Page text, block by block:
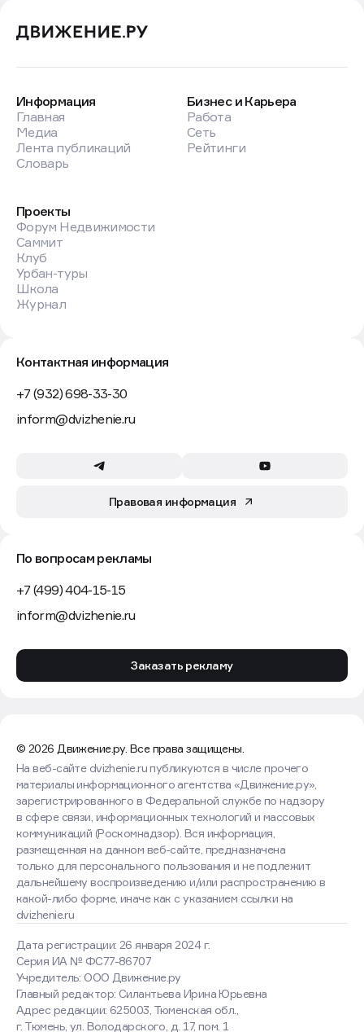
Информация
Главная
Медиа
Лента публикаций
Словарь
Бизнес и Карьера
Работа
Сеть
Рейтинги
Проекты
Форум Недвижимости
Саммит
Клуб
Урбан-туры
Школа
Журнал
Контактная информация
+7 (932) 698-33-30
inform@dvizhenie.ru
Правовая информация
По вопросам рекламы
+7 (499) 404-15-15
inform@dvizhenie.ru
Заказать рекламу
© 2026 Движение.ру. Все права защищены.
Дата регистрации: 26 января 2024 г.
Серия ИА № ФС77-86707
Учредитель: ООО Движение.ру
Главный редактор: Силантьева Ирина Юрьевна
Адрес редакции: 625003, Тюменская обл.,
г. Тюмень, ул. Володарского, д. 17, пом. 1
На веб-сайте dvizhenie.ru публикуются в числе прочего
материалы информационного агентства «Движение.ру»,
зарегистрированного в Федеральной службе по надзору
в сфере связи, информационных технологий и массовых
коммуникаций (Роскомнадзор). Вся информация,
размещенная на данном веб-сайте, предназначена
только для персонального пользования и не подлежит
дальнейшему воспроизведению и/или распространению в
какой-либо форме, иначе как с указанием ссылки на
dvizhenie.ru